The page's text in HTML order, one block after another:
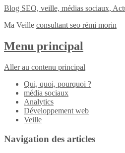
Blog SEO, veille, médias sociaux,
Ma Veille consultant seo rémi morin
Menu principal
Aller au contenu principal
Qui, quoi, pourquoi ?
média sociaux
Analytics
Développement web
Veille
Navigation des articles